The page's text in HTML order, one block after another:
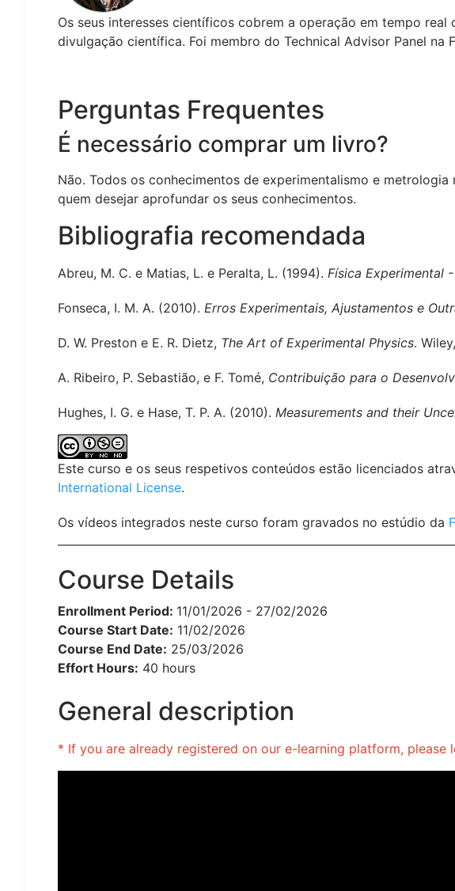
Os seus interesses científicos cobrem a operação em tempo
divulgação científica. Foi membro do Technical Advisor Panel na
Perguntas Frequentes
É necessário comprar um livro?
Não. Todos os conhecimentos de experimentalismo e
quem desejar aprofundar os seus conhecimentos.
Bibliografia recomendada
Abreu, M. C. e Matias, L. e Peralta, L. (1994). Física Experimental
Fonseca, I. M. A. (2010). Erros Experimentais, Ajustamentos e
D. W. Preston e E. R. Dietz, The Art of Experimental Physics.
A. Ribeiro, P. Sebastião, e F. Tomé, Contribuição para o
Hughes, I. G. e Hase, T. P. A. (2010). Measurements and their
Este curso e os seus respetivos conteúdos estão licenciados
International License.
Os vídeos integrados neste curso foram gravados no estúdio da
Course Details
Enrollment Period: 11/01/2026 - 27/02/2026
Course Start Date: 11/02/2026
Course End Date: 25/03/2026
Effort Hours: 40 hours
General description
* If you are already registered on our e-learning platform,